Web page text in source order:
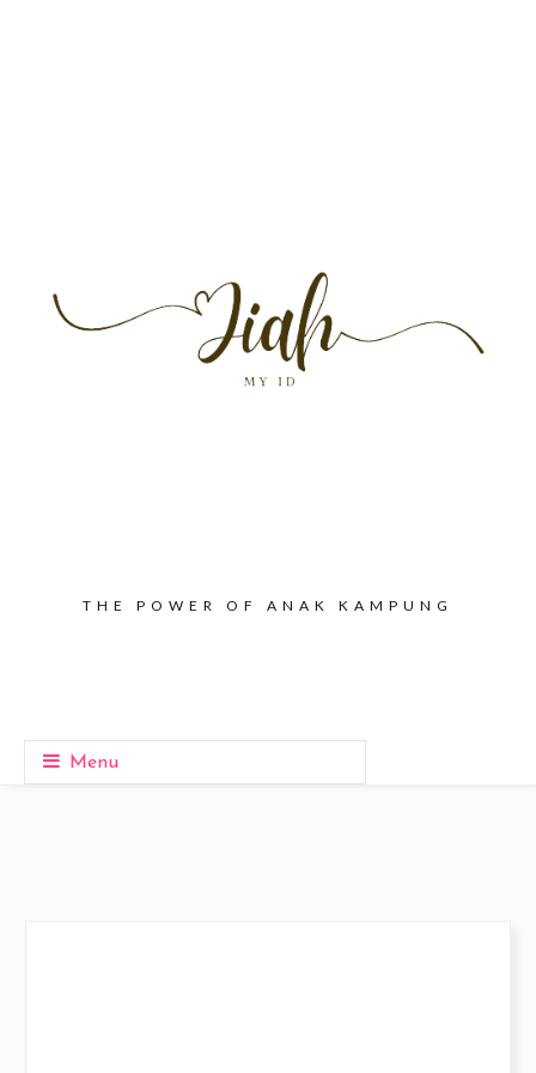
THE POWER OF ANAK KAMPUNG
Menu